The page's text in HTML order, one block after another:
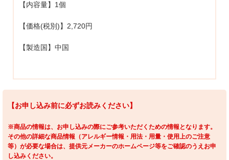
【内容量】1個
【価格(税別)】2,720円
【製造国】中国
【お申し込み前に必ずお読みください】
※商品の情報は、お申し込みの際にご参考いただくための情報となります。
その他の詳細な商品情報（アレルギー情報・用法・用量・使用上のご注意
等）が必要な場合は、提供元メーカーのホームページ等をご確認のうえお申
し込みください。